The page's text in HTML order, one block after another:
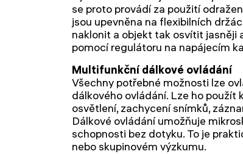
se proto provádí za použití
jsou upevněna na flexibilních
naklonit a objekt tak osvítit jasněji
pomocí regulátoru na napájecím
Multifunkční dálkové ovládání
Všechny potřebné možnosti lze
dálkového ovládání. Lze ho použít
osvětlení, zachycení snímků,
Dálkové ovládání umožňuje
schopnosti bez dotyku. To je
nebo skupinovém výzkumu.